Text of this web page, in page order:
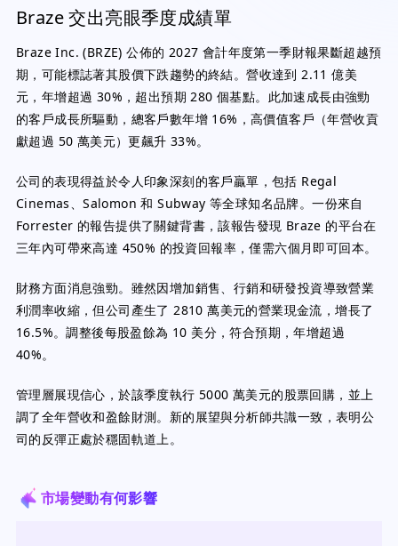
Braze 交出亮眼季度成績單
Braze Inc. (BRZE) 公佈的 2027 會計年度第一季財報果斷超越預
期，可能標誌著其股價下跌趨勢的終結。營收達到 2.11 億美
元，年增超過 30%，超出預期 280 個基點。此加速成長由強勁
的客戶成長所驅動，總客戶數年增 16%，高價值客戶（年營收貢
獻超過 50 萬美元）更飆升 33%。
公司的表現得益於令人印象深刻的客戶贏單，包括 Regal
Cinemas、Salomon 和 Subway 等全球知名品牌。一份來自
Forrester 的報告提供了關鍵背書，該報告發現 Braze 的平台在
三年內可帶來高達 450% 的投資回報率，僅需六個月即可回本。
財務方面消息強勁。雖然因增加銷售、行銷和研發投資導致營業
利潤率收縮，但公司產生了 2810 萬美元的營業現金流，增長了
16.5%。調整後每股盈餘為 10 美分，符合預期，年增超過
40%。
管理層展現信心，於該季度執行 5000 萬美元的股票回購，並上
調了全年營收和盈餘財測。新的展望與分析師共識一致，表明公
司的反彈正處於穩固軌道上。
市場變動有何影響